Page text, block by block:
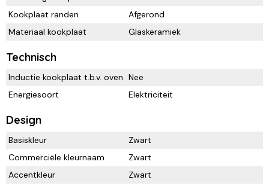
Kookplaat randen
Afgerond
Materiaal kookplaat
Glaskeramiek
Technisch
Inductie kookplaat t.b.v. oven Nee
Energiesoort
Elektriciteit
Design
Basiskleur
Zwart
Commerciële kleurnaam
Zwart
Accentkleur
Zwart